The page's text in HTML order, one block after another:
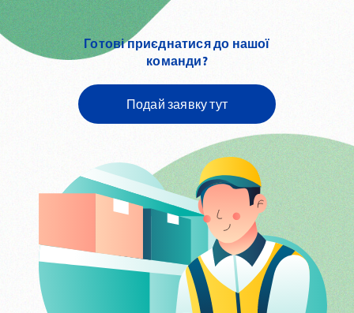
Готові приєднатися до нашої
команди?
Подай заявку тут